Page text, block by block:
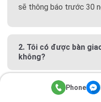
sẽ thông báo trước 30
2. Tôi có được bàn
không?
3. Web giá rẻ có chạy
Phone